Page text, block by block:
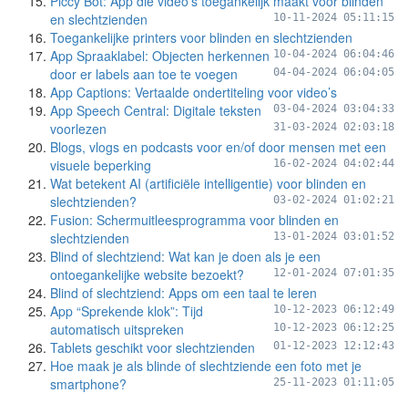
en slechtzienden
10-11-2024 05:11:15
Toegankelijke printers voor blinden en slechtzienden
10-04-2024 06:04:46
App Spraaklabel: Objecten herkennen
door er labels aan toe te voegen
04-04-2024 06:04:05
App Captions: Vertaalde ondertiteling voor video’s
03-04-2024 03:04:33
App Speech Central: Digitale teksten
voorlezen
31-03-2024 02:03:18
Blogs, vlogs en podcasts voor en/of door mensen met een
visuele beperking
16-02-2024 04:02:44
Wat betekent AI (artificiële intelligentie) voor blinden en
slechtzienden?
03-02-2024 01:02:21
Fusion: Schermuitleesprogramma voor blinden en
slechtzienden
13-01-2024 03:01:52
Blind of slechtziend: Wat kan je doen als je een
ontoegankelijke website bezoekt?
12-01-2024 07:01:35
Blind of slechtziend: Apps om een taal te leren
10-12-2023 06:12:49
App “Sprekende klok”: Tijd
automatisch uitspreken
10-12-2023 06:12:25
Tablets geschikt voor slechtzienden 01-12-2023 12:12:43
Hoe maak je als blinde of slechtziende een foto met je
smartphone?
25-11-2023 01:11:05